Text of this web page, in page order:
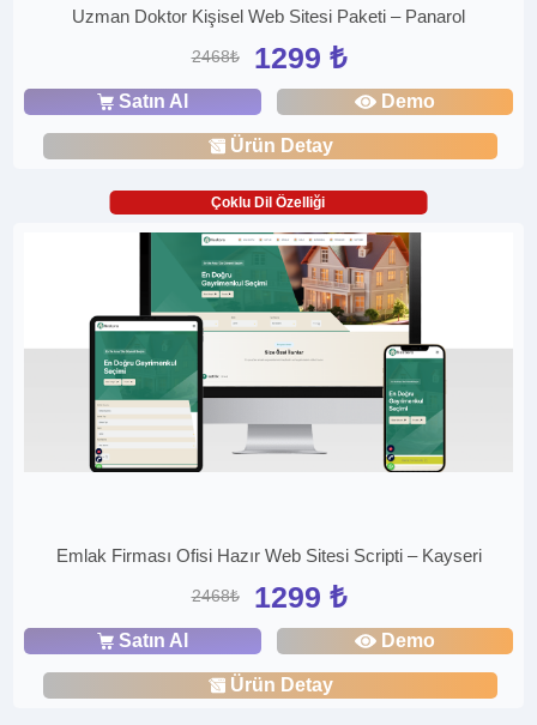
Uzman Doktor Kişisel Web Sitesi Paketi – Panarol
2468₺ 1299 ₺
Satın Al Demo
Ürün Detay
Çoklu Dil Özelliği
Emlak Firması Ofisi Hazır Web Sitesi Scripti – Kayseri
2468₺ 1299 ₺
Satın Al Demo
Ürün Detay